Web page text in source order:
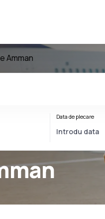
Amman
Data de plecare